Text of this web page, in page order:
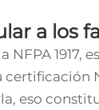
a los
NFPA
eso